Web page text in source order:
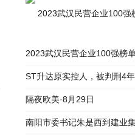
2023武汉民营企业100强
2023武汉民营企业100强榜
ST升达原实控人，被判刑4年
隔夜欧美·8月29日
南阳市委书记朱是西到建业